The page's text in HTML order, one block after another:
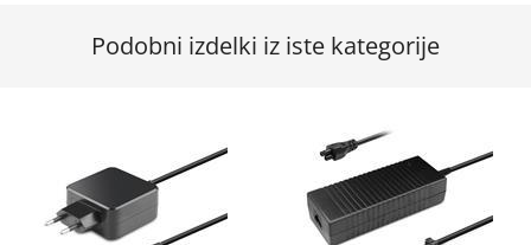
Podobni izdelki iz iste kategorije